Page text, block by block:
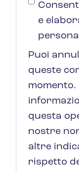
e
Puoi
queste
questa
nostre
altre
rispetto